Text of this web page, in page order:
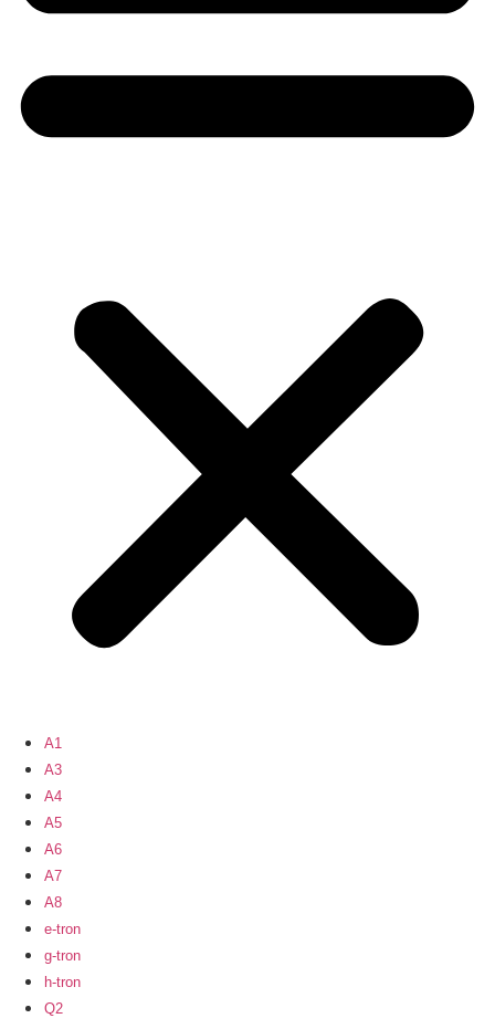
A1
A3
A4
A5
A6
A7
A8
e-tron
g-tron
h-tron
Q2